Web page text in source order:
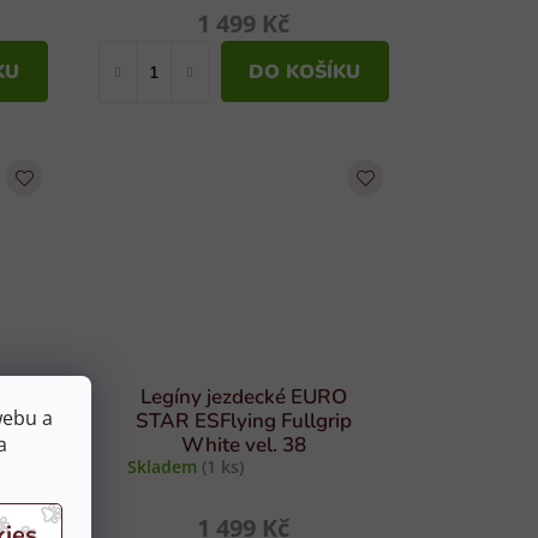
a
1 499 Kč
DO KOŠÍKU
Legíny jezdecké EURO
STAR ESFlying Fullgrip
White vel. 38
Skladem (1 ks)
1 499 Kč